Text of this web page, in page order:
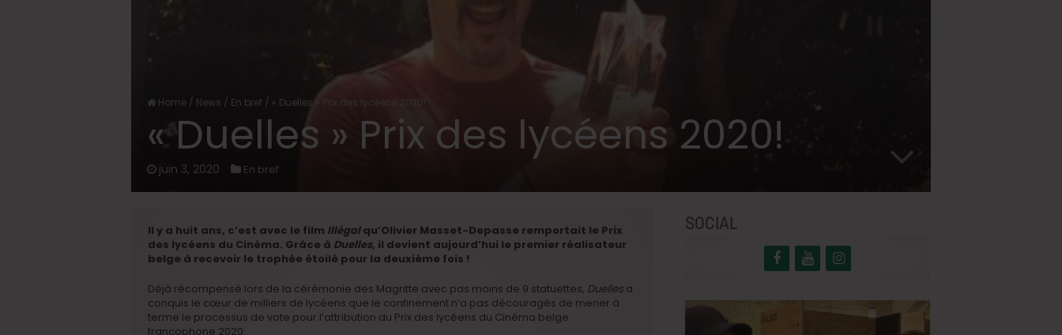
Home / News / En bref / « Duelles » Prix des lycéens 2020!
« Duelles » Prix des lycéens 2020!
juin 3, 2020 En bref
Il y a huit ans, c’est avec le film Illégalqu’Olivier Masset-Depasse remportait le Prix
des lycéens du Cinéma. Grâce à Duelles, il devient aujourd’hui le premier réalisateur
belge à recevoir le trophée étoilé pour la deuxième fois !
Déjà récompensé lors de la cérémonie des Magritte avec pas moins de 9 statuettes, Duelles a
conquis le cœur de milliers de lycéens que le confinement n’a pas découragés de mener à
terme le processus de vote pour l’attribution du Prix des lycéens du Cinéma belge
francophone 2020.
SOCIAL